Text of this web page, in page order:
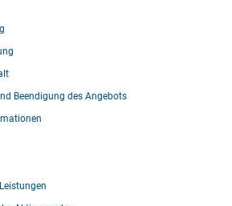
Beendigung des Angebots